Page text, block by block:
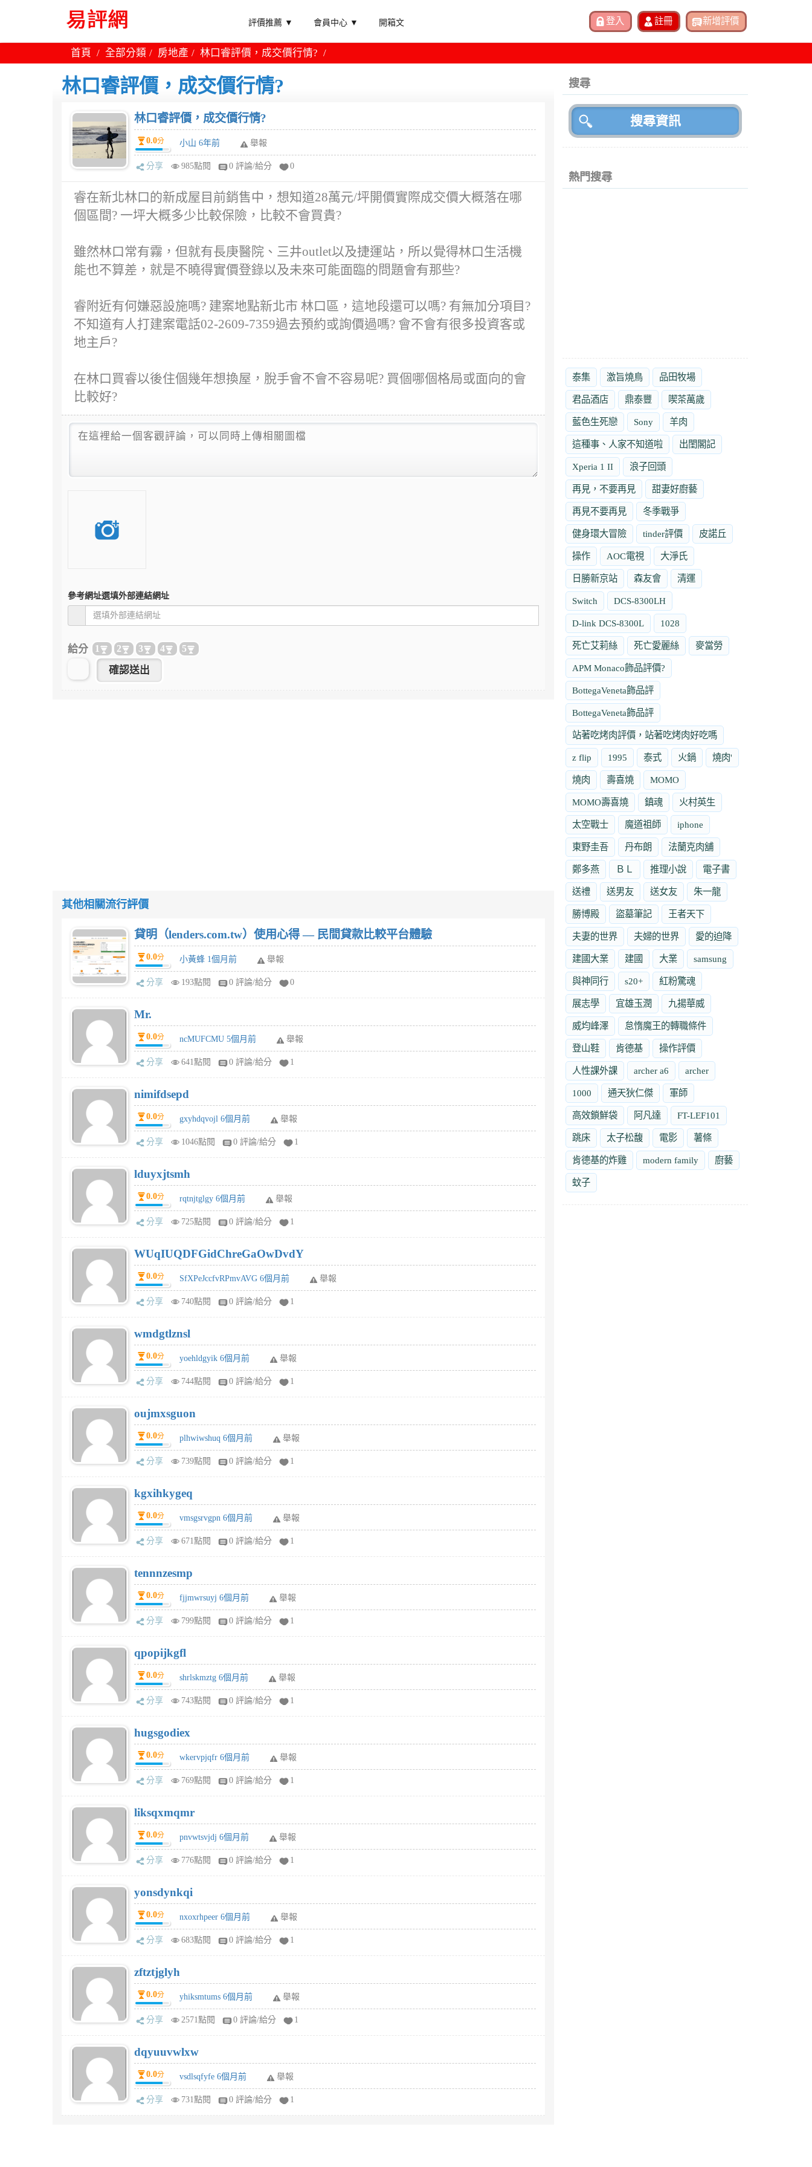
評價推薦 ▼ 會員中心 ▼ 開箱文
首頁 全部分類 房地產 林口睿評價，成交價行情?
林口睿評價，成交價行情?
林口睿評價，成交價行情?
0.0分 小山 6年前 舉報
分享 985點閱 0 評論/給分 0
睿在新北林口的新成屋目前銷售中，想知道28萬元/坪開價實際成交價大概落在哪
個區間? 一坪大概多少比較保險，比較不會買貴?
雖然林口常有霧，但就有長庚醫院、三井outlet以及捷運站，所以覺得林口生活機
能也不算差，就是不曉得實價登錄以及未來可能面臨的問題會有那些?
睿附近有何嫌惡設施嗎? 建案地點新北市 林口區，這地段還可以嗎? 有無加分項目?
不知道有人打建案電話02-2609-7359過去預約或詢價過嗎? 會不會有很多投資客或
地主戶?
在林口買睿以後住個幾年想換屋，脫手會不會不容易呢? 買個哪個格局或面向的會
比較好?
參考網址選填外部連結網址
給分 1 2 3 4 5
其他相關流行評價
貸明（lenders.com.tw）使用心得 — 民間貸款比較平台體驗
0.0分 小黃蜂 1個月前 舉報
分享 193點閱 0 評論/給分 0
Mr.
0.0分 ncMUFCMU 5個月前 舉報
分享 641點閱 0 評論/給分 1
nimifdsepd
0.0分 gxyhdqvojl 6個月前 舉報
分享 1046點閱 0 評論/給分 1
lduyxjtsmh
0.0分 rqtnjtglgy 6個月前 舉報
分享 725點閱 0 評論/給分 1
WUqIUQDFGidChreGaOwDvdY
0.0分 SfXPeJccfvRPmvAVG 6個月前 舉報
分享 740點閱 0 評論/給分 1
wmdgtlznsl
0.0分 yoehldgyik 6個月前 舉報
分享 744點閱 0 評論/給分 1
oujmxsguon
0.0分 plhwiwshuq 6個月前 舉報
分享 739點閱 0 評論/給分 1
kgxihkygeq
0.0分 vmsgsrvgpn 6個月前 舉報
分享 671點閱 0 評論/給分 1
tennnzesmp
0.0分 fjjmwrsuyj 6個月前 舉報
分享 799點閱 0 評論/給分 1
qpopijkgfl
0.0分 shrlskmztg 6個月前 舉報
分享 743點閱 0 評論/給分 1
hugsgodiex
0.0分 wkervpjqfr 6個月前 舉報
分享 769點閱 0 評論/給分 1
liksqxmqmr
0.0分 pnvwtsvjdj 6個月前 舉報
分享 776點閱 0 評論/給分 1
yonsdynkqi
0.0分 nxoxrhpeer 6個月前 舉報
分享 683點閱 0 評論/給分 1
zftztjglyh
0.0分 yhiksmtums 6個月前 舉報
分享 2571點閱 0 評論/給分 1
dqyuuvwlxw
0.0分 vsdlsqfyfe 6個月前 舉報
分享 731點閱 0 評論/給分 1
搜尋
熱門搜尋
泰集 激旨燒鳥 品田牧場
君品酒店 鼎泰豐 喫茶萬歲
藍色生死戀 Sony 羊肉
這種事、人家不知道啦 出閨閣記
Xperia 1 II 浪子回頭
再見，不要再見 甜妻好廚藝
再見不要再見 冬季戰爭
健身環大冒險 tinder評價 皮諾丘
操作 AOC電視 大淨氏
日勝新京站 森友會 清運
Switch DCS-8300LH
D-link DCS-8300L 1028
死亡艾莉絲 死亡愛麗絲 麥當勞
APM Monaco飾品評價?
BottegaVeneta飾品評
BottegaVeneta飾品評
站著吃烤肉評價，站著吃烤肉好吃嗎
z flip 1995 泰式 火鍋 燒肉'
燒肉 壽喜燒 MOMO
MOMO壽喜燒 鎮魂 火村英生
太空戰士 魔道祖師 iphone
東野圭吾 丹布朗 法蘭克肉舖
鄭多燕 ＢＬ 推理小說 電子書
送禮 送男友 送女友 朱一龍
勝博殿 盜墓筆記 王者天下
夫妻的世界 夫婦的世界 愛的迫降
建國大業 建國 大業 samsung
與神同行 s20+ 紅粉驚魂
展志學 宜雄玉潤 九揚華威
威均峰澤 怠惰魔王的轉職條件
登山鞋 肯德基 操作評價
人性課外課 archer a6 archer
1000 通天狄仁傑 軍師
高效鎖鮮袋 阿凡達 FT-LEF101
跳床 太子松馥 電影 薯條
肯德基的炸雞 modern family 廚藝
蚊子